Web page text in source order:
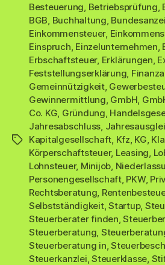
Schlagwörter
Besteuerung Betriebsprüfung
BGB Buchhaltung
Einkommensteuer,
Einspruch Einzelunternehmen
Erbschaftsteuer, Erklärungen
Feststellungserklärung
Gemeinnützigkeit,
Gewinnermittlung GmbH
Co. KG Gründung
Jahresabschluss
Kapitalgesellschaft Kfz KG
Körperschaftsteuer, Leasing
Lohnsteuer, Minijob
Personengesellschaft, PKW,
Rechtsberatung
Selbstständigkeit,Startup,
Steuerberater finden ,
Steuerberatung
Steuerberatung in ,
Steuerkanzlei ,Steuerklasse